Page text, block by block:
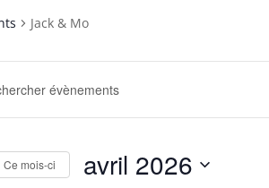
Jack & Mo
Ce mois-ci avril 2026